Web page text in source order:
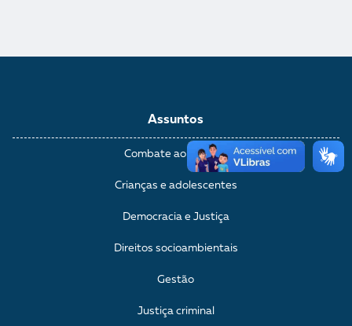
Assuntos
Combate ao racismo
Crianças e adolescentes
Democracia e Justiça
Direitos socioambientais
Gestão
Justiça criminal